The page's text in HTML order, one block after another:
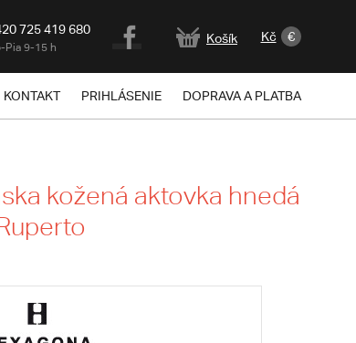
725 419 680
Pia 9-15 h
Košík Kč €
KONTAKT PRIHLÁSENIE DOPRAVA A PLATBA
kožená aktovka hnedá